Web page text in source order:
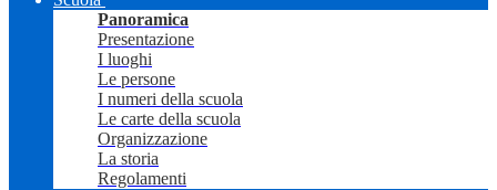
Panoramica
Presentazione
I luoghi
Le persone
I numeri della scuola
Le carte della scuola
Organizzazione
La storia
Regolamenti